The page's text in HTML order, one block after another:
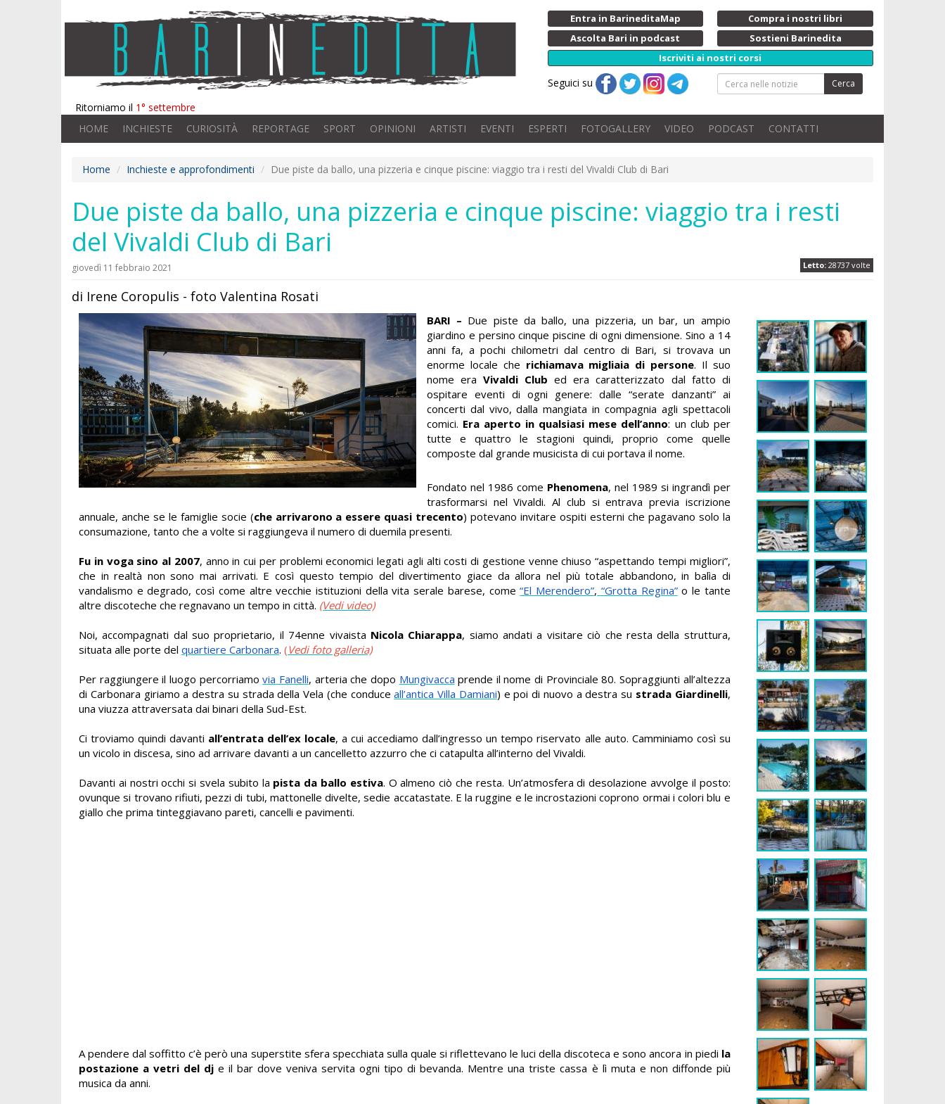
Ritorniamo il 1° settembre
Entra in BarineditaMap
Compra i nostri libri
Ascolta Bari in podcast
Sostieni Barinedita
Iscriviti ai nostri corsi
Seguici su Cerca
HOME INCHIESTE CURIOSITÀ REPORTAGE SPORT OPINIONI ARTISTI EVENTI ESPERTI FOTOGALLERY VIDEO PODCAST CONTATTI
Home Inchieste e approfondimenti Due piste da ballo, una pizzeria e cinque piscine: viaggio tra i resti del Vivaldi Club di Bari
Due piste da ballo, una pizzeria e cinque piscine: viaggio tra i resti
del Vivaldi Club di Bari
Letto: 28737 volte
giovedì 11 febbraio 2021
di Irene Coropulis - foto Valentina Rosati
BARI – Due piste da ballo, una pizzeria, un bar, un ampio
giardino e persino cinque piscine di ogni dimensione. Sino a 14
anni fa, a pochi chilometri dal centro di Bari, si trovava un
enorme locale che richiamava migliaia di persone. Il suo
nome eraVivaldi Club ed era caratterizzato dal fatto di
ospitare eventi di ogni genere: dalle “serate danzanti” ai
concerti dal vivo, dalla mangiata in compagnia agli spettacoli
comici. Era aperto in qualsiasi mese dell’anno: un club per
tutte e quattro le stagioni quindi, proprio come quelle
composte dal grande musicista di cui portava il nome.
Fondato nel 1986 come Phenomena, nel 1989 si ingrandì per
trasformarsi nel Vivaldi. Al club si entrava previa iscrizione
annuale, anche se le famiglie socie (che arrivarono a essere quasi trecento) potevano invitare ospiti esterni che pagavano solo la
consumazione, tanto che a volte si raggiungeva il numero di duemila presenti.
Fu in voga sino al 2007, anno in cui per problemi economici legati agli alti costi di gestione venne chiuso “aspettando tempi migliori”,
che in realtà non sono mai arrivati. E così questo tempio del divertimento giace da allora nel più totale abbandono, in balìa di
vandalismo e degrado, così come altre vecchie istituzioni della vita serale barese, come“El Merendero”, “Grotta Regina”o le tante
altre discoteche che regnavano un tempo in città. (Vedi video)
Noi, accompagnati dal suo proprietario, il 74enne vivaista Nicola Chiarappa, siamo andati a visitare ciò che resta della struttura,
situata alle porte del quartiere Carbonara. (Vedi foto galleria)
Per raggiungere il luogo percorriamovia Fanelli, arteria che dopo Mungivacca prende il nome di Provinciale 80. Sopraggiunti all’altezza
di Carbonara giriamo a destra su strada della Vela (che conduceall’antica Villa Damiani) e poi di nuovo a destra su strada Giardinelli,
una viuzza attraversata dai binari della Sud-Est.
Ci troviamo quindi davanti all’entrata dell’ex locale, a cui accediamo dall’ingresso un tempo riservato alle auto. Camminiamo così su
un vicolo in discesa, sino ad arrivare davanti a un cancelletto azzurro che ci catapulta all’interno del Vivaldi.
Davanti ai nostri occhi si svela subito la pista da ballo estiva. O almeno ciò che resta. Un’atmosfera di desolazione avvolge il posto:
ovunque si trovano rifiuti, pezzi di tubi, mattonelle divelte, sedie accatastate. E la ruggine e le incrostazioni coprono ormai i colori blu e
giallo che prima tinteggiavano pareti, cancelli e pavimenti.
A pendere dal soffitto c’è però una superstite sfera specchiata sulla quale si riflettevano le luci della discoteca e sono ancora in piedi la
postazione a vetri del dje il bar dove veniva servita ogni tipo di bevanda. Mentre una triste cassa è lì muta e non diffonde più
musica da anni.